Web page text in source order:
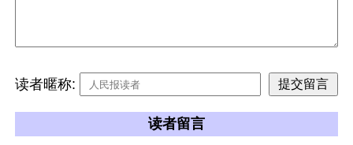
读者暱称:
读者留言